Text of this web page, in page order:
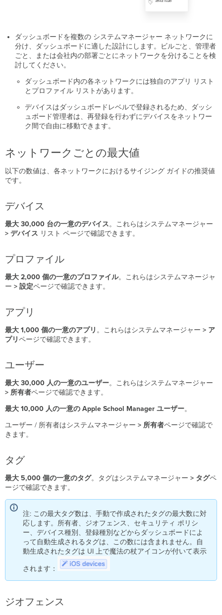
ダッシュボードを複数の システムマネージャー ネットワークに
分け、ダッシュボードに適した設計にします。ビルごと、管理者
ごと、または会社内の部署ごとにネットワークを分けることを検
討してください。
ダッシュボード内の各ネットワークには独自のアプリ リスト
とプロファイル リストがあります。
デバイスはダッシュボードレベルで登録されるため、ダッシ
ュボード管理者は、再登録を行わずにデバイスをネットワー
ク間で自由に移動できます。
ネットワークごとの最大値
以下の数値は、各ネットワークにおけるサイジング ガイドの推奨値
です。
デバイス
最大 30,000 台の一意のデバイス。これらはシステムマネージャー
> デバイス リスト ページで確認できます。
プロファイル
最大 2,000個の一意のプロファイル。これらはシステムマネージャ
ー >設定ページで確認できます。
アプリ
最大 1,000個の一意のアプリ 。これらはシステムマネージャー > ア
プリページで確認できます。
ユーザー
最大 30,000 人の一意のユーザー。これらはシステムマネージャー
> 所有者ページで確認できます。
最大 10,000 人の一意の Apple School Managerユーザー。
ユーザー / 所有者はシステムマネージャー > 所有者ページで確認で
きます。
タグ
最大 5,000個の一意のタグ。タグはシステムマネージャー > タグペ
ージで確認できます。
注: この最大タグ数は、手動で作成されたタグの最大数に対
応します。所有者、ジオフェンス、セキュリティ ポリシ
ー、デバイス種別、登録種別などからダッシュボードによ
って自動生成されるタグは、この数には含まれません。自
動生成されたタグは UI 上で魔法の杖アイコンが付いて表示
されます：
ジオフェンス